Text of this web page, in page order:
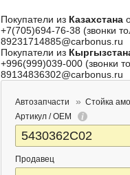
Покупатели из Казахстана
+7(705)694-76-38 (звонки
89231714885@carbonus.ru
Покупатели из
+996(999)039-000 (звонки
89134836302@carbonus.ru
Автозапчасти
Стойка
Артикул / OEM
Продавец